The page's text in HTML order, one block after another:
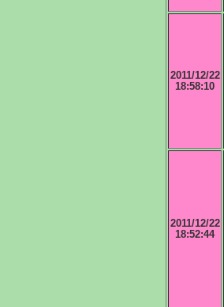
2011/12/22
18:58:10
2011/12/22
18:52:44